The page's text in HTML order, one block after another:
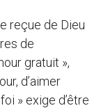
reçue de Dieu
de
gratuit »,
d’aimer
» exige d’être